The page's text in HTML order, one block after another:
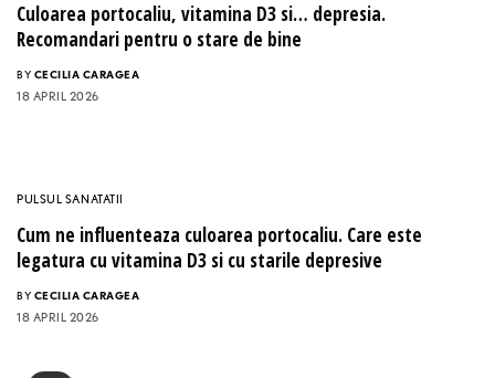
Culoarea portocaliu, vitamina D3 si… depresia.
Recomandari pentru o stare de bine
BY CECILIA CARAGEA
18 APRIL 2026
PULSUL SANATATII
Cum ne influenteaza culoarea portocaliu. Care este
legatura cu vitamina D3 si cu starile depresive
BY CECILIA CARAGEA
18 APRIL 2026